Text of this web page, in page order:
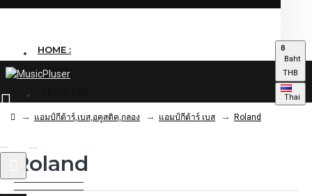
HOME :
LOGIN
฿
Baht
THB
Thai
0 รายการ - 0.00฿
แอมป์กีต้าร์,เบส,อคูสติค,กลอง แอมป์กีต้าร์ เบส Roland
Roland